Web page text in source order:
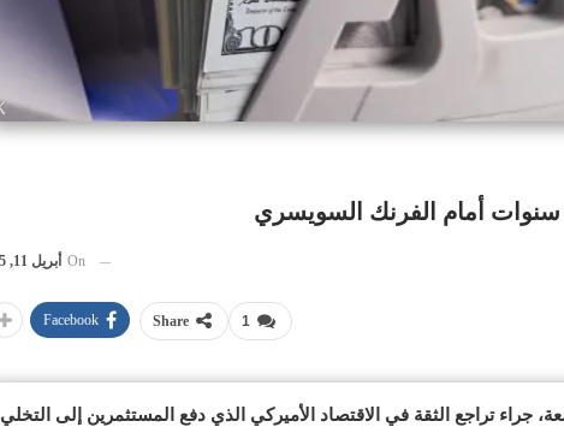
On أبريل 11, 2025
1
Share
Facebook
جراء تراجع الثقة في الاقتصاد الأميركي الذي دفع المستثمرين إلى التخلي